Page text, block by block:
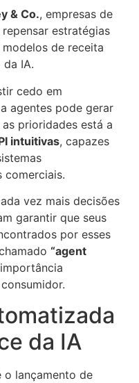
& Co., empresas de
estratégias
de receita
IA.
cedo em
agentes pode gerar
prioridades está a
intuitivas, capazes
comerciais.
vez mais decisões
garantir que seus
por esses
“agent
da IA
o lançamento de